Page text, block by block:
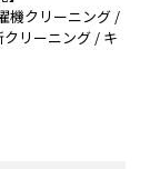
機クリーニング /
リーニング / キ